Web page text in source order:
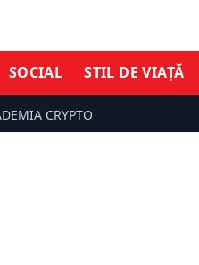
SOCIAL STIL DE VIAȚĂ
CRYPTO